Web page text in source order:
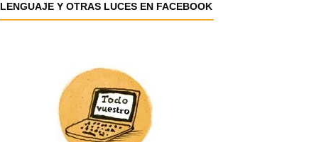
m
LENGUAJE Y OTRAS LUCES EN FACEBOOK